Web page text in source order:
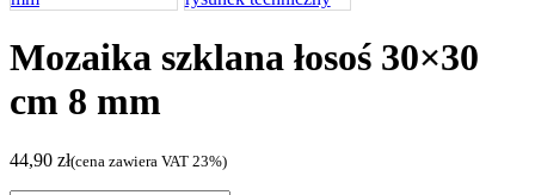
Mozaika szklana łosoś 30×30
cm 8 mm
44,90 zł(cena zawiera VAT 23%)